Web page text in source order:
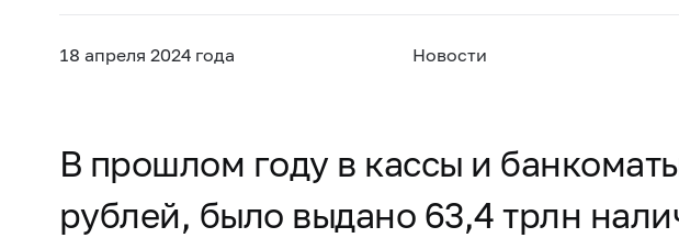
18 апреля 2024 года Новости
В прошлом году в кассы и
рублей, было выдано 63,4 трлн